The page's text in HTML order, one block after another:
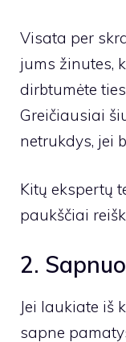
Visata per
jums žinutes,
dirbtumėte
Greičiausiai
netrukdys, jei
Kitų ekspertų
paukščiai
2.
Jei laukiate iš
sapne